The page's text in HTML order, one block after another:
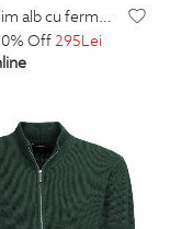
din bumbac si amestec
Off 295Lei